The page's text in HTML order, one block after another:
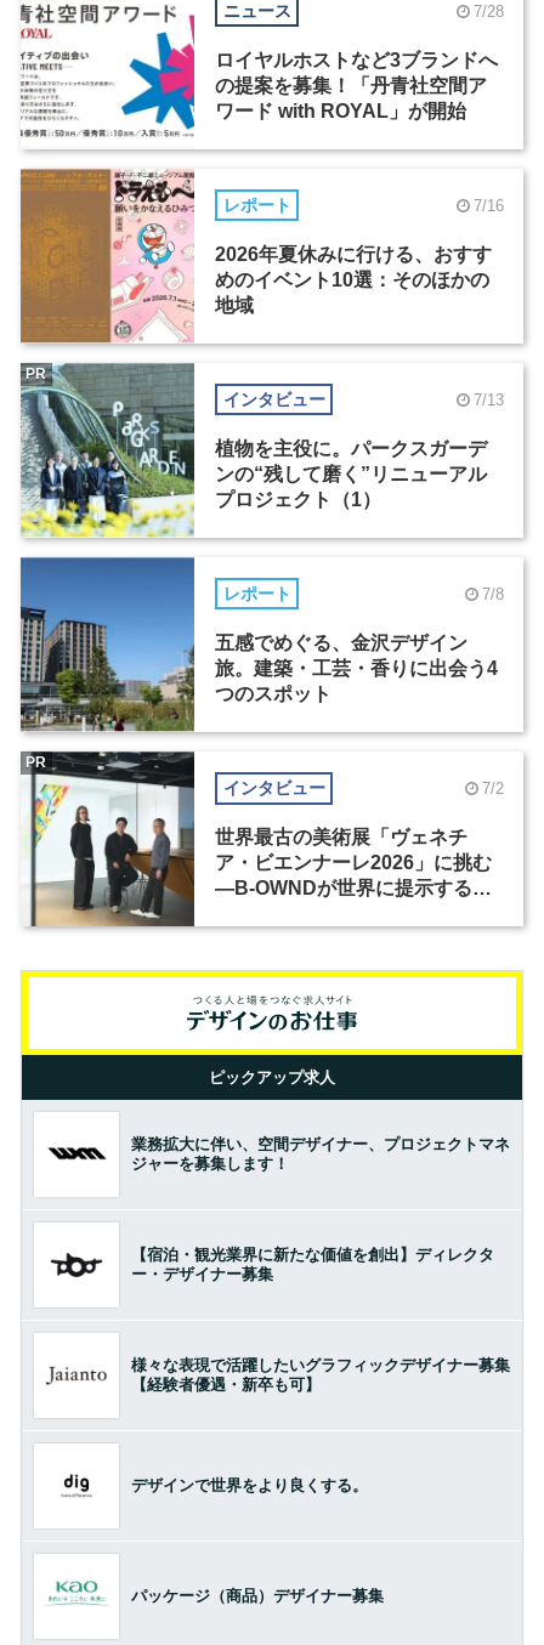
ニュース 7/28
ロイヤルホストなど3ブランドへ
の提案を募集！「丹青社空間ア
ワード with ROYAL」が開始
レポート 7/16
2026年夏休みに行ける、おすす
めのイベント10選：そのほかの
地域
インタビュー 7/13
植物を主役に。パークスガーデ
ンの“残して磨く”リニューアル
プロジェクト（1）
PR
レポート 7/8
五感でめぐる、金沢デザイン
旅。建築・工芸・香りに出会う4
つのスポット
インタビュー 7/2
世界最古の美術展「ヴェネチ
ア・ビエンナーレ2026」に挑む
―B-OWNDが世界に提示する美
PR
ピックアップ求人
業務拡大に伴い、空間デザイナー、プロジェクトマネ
ジャーを募集します！
【宿泊・観光業界に新たな価値を創出】ディレクタ
ー・デザイナー募集
様々な表現で活躍したいグラフィックデザイナー募集
【経験者優遇・新卒も可】
デザインで世界をより良くする。
パッケージ（商品）デザイナー募集